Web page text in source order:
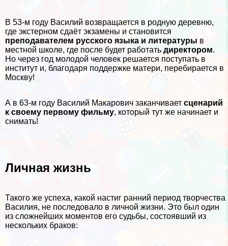
В 53-м году Василий возвращается в родную деревню,
где экстерном сдаёт экзамены и становится
преподавателем русского языка и литературы в
местной школе, где после будет работать директором.
Но через год молодой человек решается поступать в
институт и, благодаря поддержке матери, перебирается в
Москву!
А в 63-м году Василий Макарович заканчивает сценарий
к своему первому фильму, который тут же начинает и
снимать!
Личная жизнь
Такого же успеха, какой настиг ранний период творчества
Василия, не последовало в личной жизни. Это был один
из сложнейших моментов его судьбы, состоявший из
нескольких бpaков: